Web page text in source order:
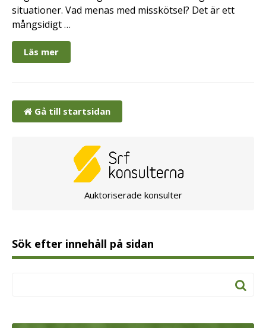
situationer. Vad menas med misskötsel? Det är ett
mångsidigt …
Läs mer
Gå till startsidan
Auktoriserade konsulter
Sök efter innehåll på sidan